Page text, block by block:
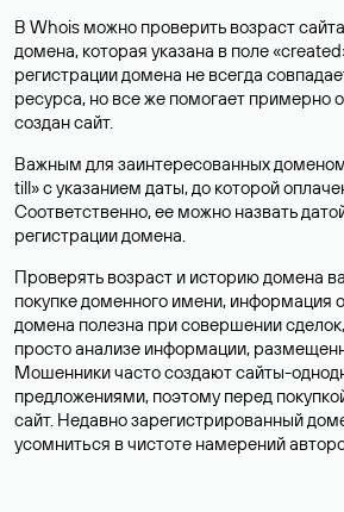
В Whois можно проверить возраст
домена, которая указана в поле
регистрации домена не всегда
ресурса, но все же помогает примерно
создан сайт.
Важным для заинтересованных
till» с указанием даты, до которой
Соответственно, ее можно назвать
регистрации домена.
Проверять возраст и историю домена
покупке доменного имени, информация
домена полезна при совершении
просто анализе информации,
Мошенники часто создают сайты-
предложениями, поэтому перед
сайт. Недавно зарегистрированный
усомниться в чистоте намерений